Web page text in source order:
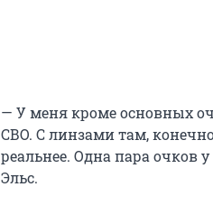
— У меня кроме основных
СВО. С линзами там,
реальнее. Одна пара очков
Эльс.